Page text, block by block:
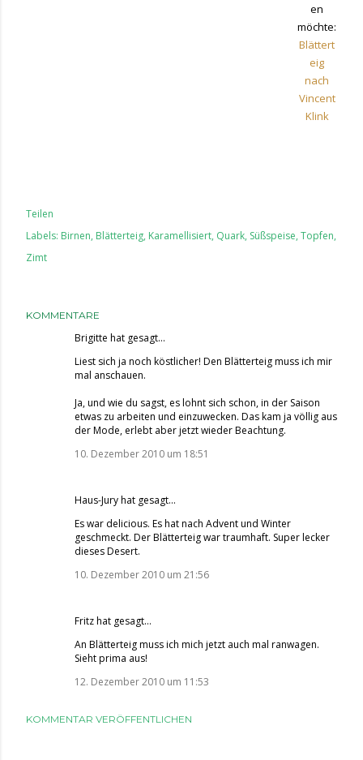
en
möchte:
Blättert
eig
nach
Vincent
Klink
Teilen
Labels: Birnen Blätterteig Karamellisiert Quark Süßspeise Topfen
Zimt
KOMMENTARE
Brigitte hat gesagt…
Liest sich ja noch köstlicher! Den Blätterteig muss ich mir
mal anschauen.
Ja, und wie du sagst, es lohnt sich schon, in der Saison
etwas zu arbeiten und einzuwecken. Das kam ja völlig aus
der Mode, erlebt aber jetzt wieder Beachtung.
10. Dezember 2010 um 18:51
Haus-Jury hat gesagt…
Es war delicious. Es hat nach Advent und Winter
geschmeckt. Der Blätterteig war traumhaft. Super lecker
dieses Desert.
10. Dezember 2010 um 21:56
Fritzhat gesagt…
An Blätterteig muss ich mich jetzt auch mal ranwagen.
Sieht prima aus!
12. Dezember 2010 um 11:53
KOMMENTAR VERÖFFENTLICHEN